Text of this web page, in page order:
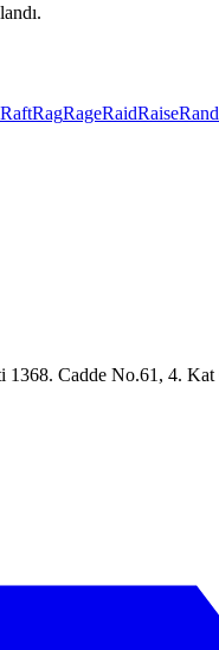
RaftRagRageRaidRaise
1368. Cadde No.61, 4.